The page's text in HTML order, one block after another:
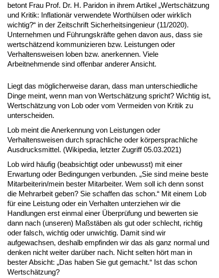
betont Frau Prof. Dr. H. Paridon in ihrem Artikel „Wertschätzung
und Kritik: Inflationär verwendete Worthülsen oder wirklich
wichtig?“ in der Zeitschrift Sicherheitsingenieur (11/2020).
Unternehmen und Führungskräfte gehen davon aus, dass sie
wertschätzend kommunizieren bzw. Leistungen oder
Verhaltensweisen loben bzw. anerkennen. Viele
Arbeitnehmende sind offenbar anderer Ansicht.
Liegt das möglicherweise daran, dass man unterschiedliche
Dinge meint, wenn man von Wertschätzung spricht? Wichtig ist,
Wertschätzung von Lob oder vom Vermeiden von Kritik zu
unterscheiden.
Lob meint die Anerkennung von Leistungen oder
Verhaltensweisen durch sprachliche oder körpersprachliche
Ausdrucksmittel. (Wikipedia, letzter Zugriff 05.03.2021)
Lob wird häufig (beabsichtigt oder unbewusst) mit einer
Erwartung oder Bedingungen verbunden. „Sie sind meine beste
Mitarbeiterin/mein bester Mitarbeiter. Wem soll ich denn sonst
die Mehrarbeit geben? Sie schaffen das schon.“ Mit einem Lob
für eine Leistung oder ein Verhalten unterziehen wir die
Handlungen erst einmal einer Überprüfung und bewerten sie
dann nach (unseren) Maßstäben als gut oder schlecht, richtig
oder falsch, wichtig oder unwichtig. Damit sind wir
aufgewachsen, deshalb empfinden wir das als ganz normal und
denken nicht weiter darüber nach. Nicht selten hört man in
bester Absicht: „Das haben Sie gut gemacht.“ Ist das schon
Wertschätzung?